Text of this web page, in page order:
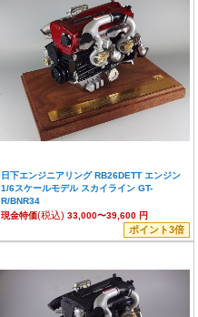
日下エンジニアリング RB26DETT エンジン
1/6スケールモデル スカイライン GT-
R/BNR34
現金特価(税込) 33,000〜39,600 円
ポイント3倍